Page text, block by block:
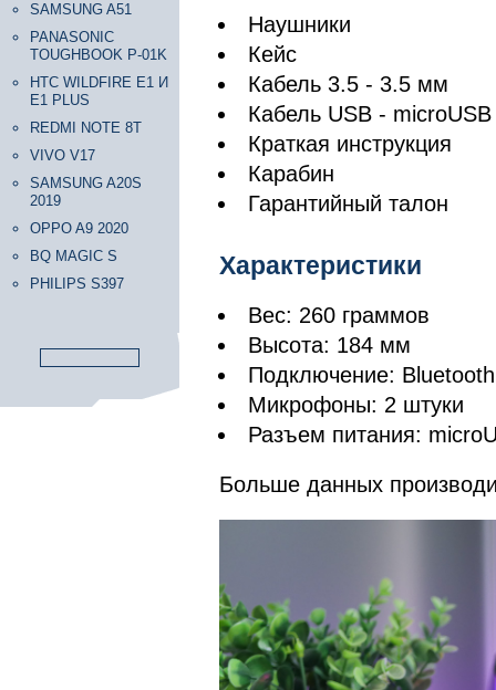
SAMSUNG A51
PANASONIC
TOUGHBOOK P-01K
HTC WILDFIRE E1 И
E1 PLUS
REDMI NOTE 8T
VIVO V17
SAMSUNG A20S
2019
OPPO A9 2020
BQ MAGIC S
PHILIPS S397
Наушники
Кейс
Кабель 3.5 - 3.5 мм
Кабель USB - microUSB
Краткая инструкция
Карабин
Гарантийный талон
Характеристики
Вес: 260 граммов
Высота: 184 мм
Подключение:
Микрофоны: 2 штуки
Разъем питания:
Больше данных